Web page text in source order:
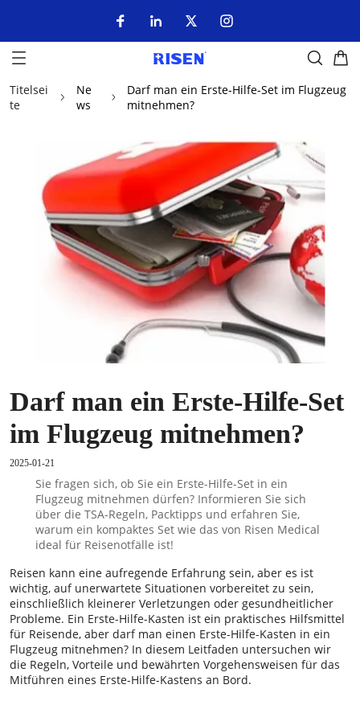
Titelsei
te
Ne
ws
Darf man ein Erste-Hilfe-Set im Flugzeug
mitnehmen?
Darf man ein Erste-Hilfe-Set
im Flugzeug mitnehmen?
2025-01-21
Sie fragen sich, ob Sie ein Erste-Hilfe-Set in ein
Flugzeug mitnehmen dürfen? Informieren Sie sich
über die TSA-Regeln, Packtipps und erfahren Sie,
warum ein kompaktes Set wie das von Risen Medical
ideal für Reisenotfälle ist!
Reisen kann eine aufregende Erfahrung sein, aber es ist
wichtig, auf unerwartete Situationen vorbereitet zu sein,
einschließlich kleinerer Verletzungen oder gesundheitlicher
Probleme. Ein Erste-Hilfe-Kasten ist ein praktisches Hilfsmittel
für Reisende, aber darf man einen Erste-Hilfe-Kasten in ein
Flugzeug mitnehmen? In diesem Leitfaden untersuchen wir
die Regeln, Vorteile und bewährten Vorgehensweisen für das
Mitführen eines Erste-Hilfe-Kastens an Bord.